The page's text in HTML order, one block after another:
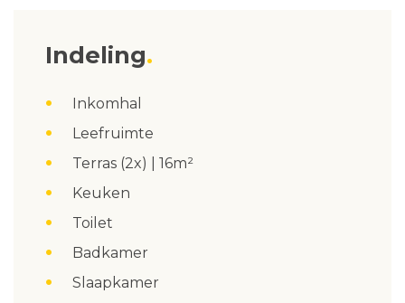
Indeling
Inkomhal
Leefruimte
Terras (2x) | 16m²
Keuken
Toilet
Badkamer
Slaapkamer